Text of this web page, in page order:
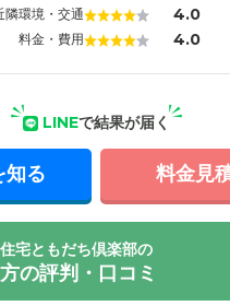
隣環境・交通 4.0
料金・費用 4.0
LINEで結果が届く
知る 料金見
宅ともだち倶楽部の
の評判・口コミ